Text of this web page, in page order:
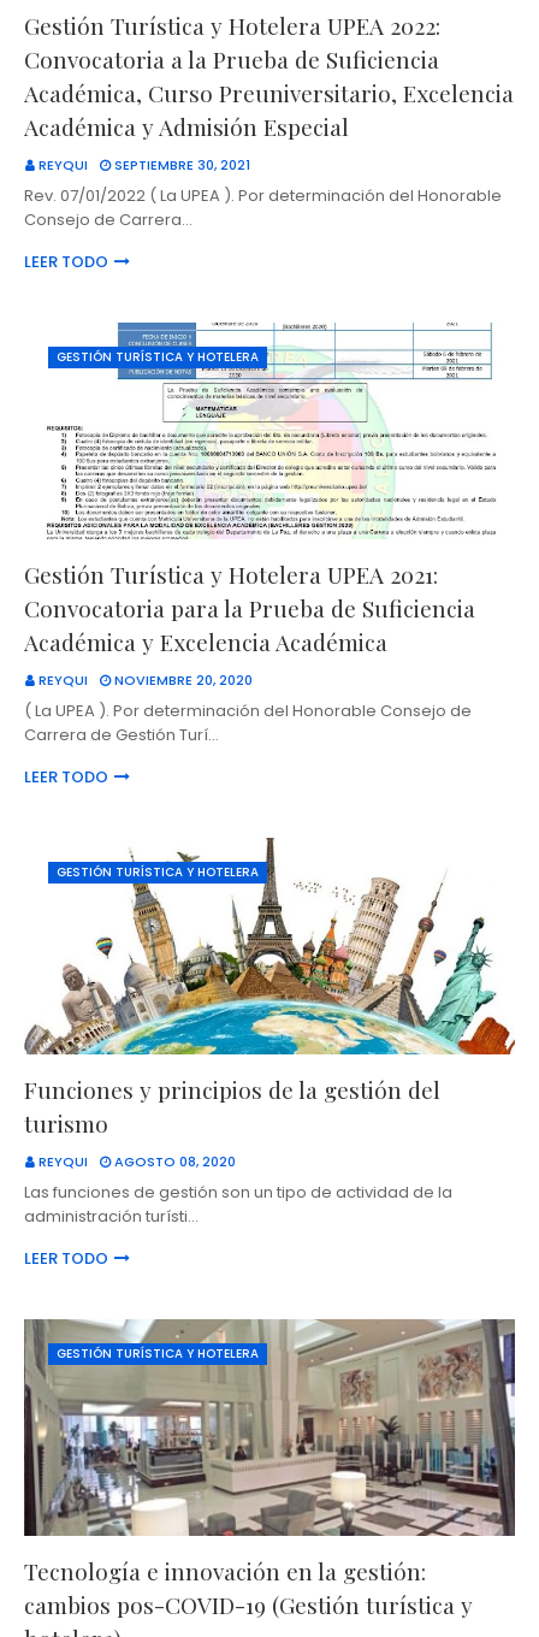
Gestión Turística y Hotelera UPEA 2022:
Convocatoria a la Prueba de Suficiencia
Académica, Curso Preuniversitario, Excelencia
Académica y Admisión Especial
REYQUI SEPTIEMBRE 30, 2021
Rev. 07/01/2022 ( La UPEA ). Por determinación del Honorable
Consejo de Carrera…
LEER TODO
GESTIÓN TURÍSTICA Y HOTELERA
Gestión Turística y Hotelera UPEA 2021:
Convocatoria para la Prueba de Suficiencia
Académica y Excelencia Académica
REYQUI NOVIEMBRE 20, 2020
( La UPEA ). Por determinación del Honorable Consejo de
Carrera de Gestión Turí…
LEER TODO
GESTIÓN TURÍSTICA Y HOTELERA
Funciones y principios de la gestión del
turismo
REYQUI AGOSTO 08, 2020
Las funciones de gestión son un tipo de actividad de la
administración turísti…
LEER TODO
GESTIÓN TURÍSTICA Y HOTELERA
Tecnología e innovación en la gestión:
cambios pos-COVID-19 (Gestión turística y